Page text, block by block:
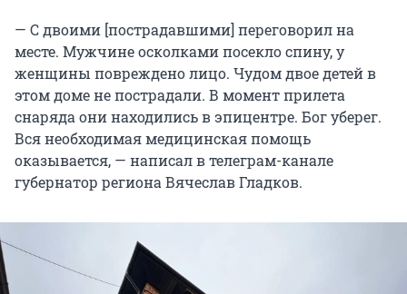
— С двоими [пострадавшими] переговорил на
месте. Мужчине осколками посекло спину, у
женщины повреждено лицо. Чудом двое детей в
этом доме не пострадали. В момент прилета
снаряда они находились в эпицентре. Бог уберег.
Вся необходимая медицинская помощь
оказывается, — написал в телеграм-канале
губернатор региона Вячеслав Гладков.